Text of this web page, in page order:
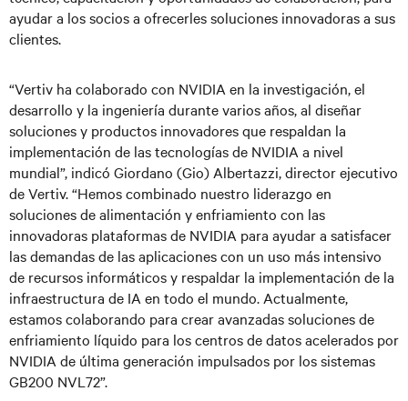
ayudar a los socios a ofrecerles soluciones innovadoras a sus
clientes.
“Vertiv ha colaborado con NVIDIA en la investigación, el
desarrollo y la ingeniería durante varios años, al diseñar
soluciones y productos innovadores que respaldan la
implementación de las tecnologías de NVIDIA a nivel
mundial”, indicó Giordano (Gio) Albertazzi, director ejecutivo
de Vertiv. “Hemos combinado nuestro liderazgo en
soluciones de alimentación y enfriamiento con las
innovadoras plataformas de NVIDIA para ayudar a satisfacer
las demandas de las aplicaciones con un uso más intensivo
de recursos informáticos y respaldar la implementación de la
infraestructura de IA en todo el mundo. Actualmente,
estamos colaborando para crear avanzadas soluciones de
enfriamiento líquido para los centros de datos acelerados por
NVIDIA de última generación impulsados por los sistemas
GB200 NVL72”.